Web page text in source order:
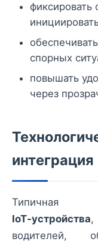
фиксировать
спорных
повышать
через
интеграция
Типичная
IoT‑устройства,
водителей,